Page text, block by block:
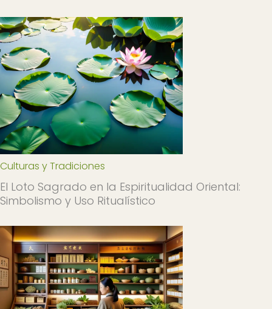
Culturas y Tradiciones
El Loto Sagrado en la Espiritualidad Oriental:
Simbolismo y Uso Ritualístico